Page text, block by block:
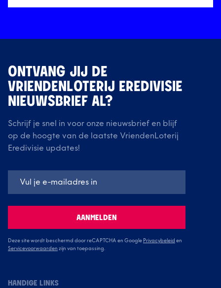
ONTVANG JIJ DE
VRIENDENLOTERIJ EREDIVISIE
NIEUWSBRIEF AL?
Schrijf je snel in voor onze nieuwsbrief en blijf
op de hoogte van de laatste VriendenLoterij
Eredivisie updates!
AANMELDEN
Deze site wordt beschermd door reCAPTCHA en Google Privacybeleid en
Servicevoorwaarden zijn van toepassing.
HANDIGE LINKS